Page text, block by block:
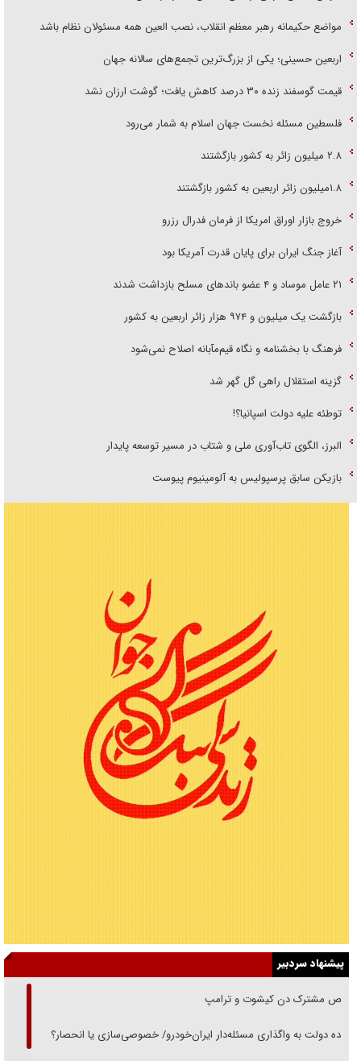
مواضع حکیمانه رهبر معظم انقلاب، نصب العین همه مسئولان نظام باشد
اربعین حسینی؛ یکی از بزرگ‌ترین تجمع‌های سالانه جهان
قیمت گوسفند زنده ۳۰ درصد کاهش یافت؛ گوشت ارزان نشد
فلسطین مسئله نخست جهان اسلام به شمار می‌رود
۲.۸ میلیون زائر به کشور بازگشتند
۱.۸میلیون زائر اربعین به کشور بازگشتند
خروج بازار اوراق امریکا از فرمان فدرال رزرو
آغاز جنگ ایران برای پایان قدرت آمریکا بود
۲۱ عامل موساد و ۴ عضو باند‌های مسلح بازداشت شدند
بازگشت یک میلیون و ۹۷۴ هزار زائر اربعین به کشور
فرهنگ با بخشنامه و نگاه قیم‌مآبانه اصلاح نمی‌شود
گزینه استقلال راهی گل گهر شد
توطئه علیه دولت اسپانیا؟!
البرز، الگوی تاب‌آوری ملی و شتاب در مسیر توسعه پایدار
بازیکن سابق پرسپولیس به آلومینیوم پیوست
پیشنهاد سردبیر
رقص مشترک دن کیشوت و ترامپ
دنده دولت به واگذاری مسئله‌دار ایران‌خودرو/ خصوصی‌سازی یا انحصار؟